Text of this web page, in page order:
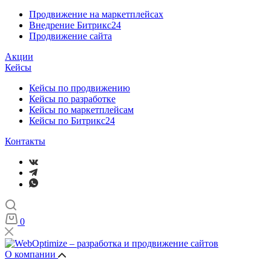
Продвижение на маркетплейсах
Внедрение Битрикс24
Продвижение сайта
Акции
Кейсы
Кейсы по продвижению
Кейсы по разработке
Кейсы по маркетплейсам
Кейсы по Битрикс24
Контакты
0
О компании